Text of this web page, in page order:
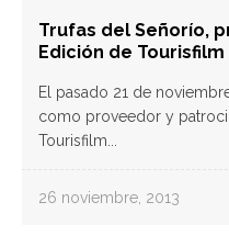
Trufas del Señorío,
Edición de Tourisfilm
El pasado 21 de
como proveedor y
Tourisfilm...
26 noviembre, 2013